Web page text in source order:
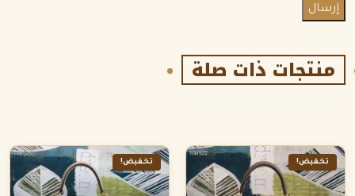
منتجات ذات صلة
تخفيض! تخفيض!